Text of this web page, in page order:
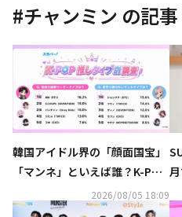
#チャンミン の記事
韓国アイドル界の「顔面国宝」
「マンネ」といえば誰？K-POP
推しタイプ別調査の結果が明ら
かに
2026/08/05 18:09